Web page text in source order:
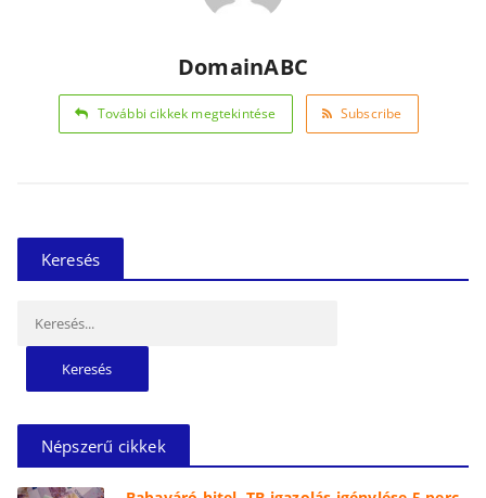
DomainABC
További cikkek megtekintése Subscribe
Keresés
Népszerű cikkek